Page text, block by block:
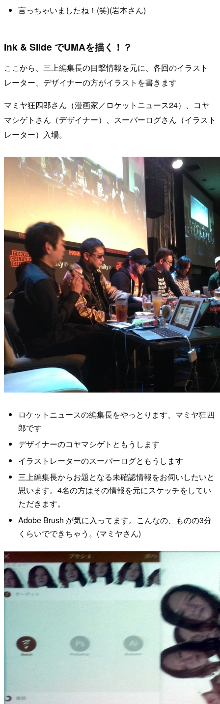
言っちゃいましたね！(笑)(岩本さん)
Ink & Slide でUMAを描く！？
ここから、三上編集長の目撃情報を元に、各回のイラスト
レーター、デザイナーの方がイラストを書きます
マミヤ狂四郎さん（漫画家／ロケットニュース24）、コヤ
マシゲトさん（デザイナー）、スーパーログさん（イラスト
レーター）入場。
ロケットニュースの編集長をやっとります、マミヤ狂四
郎です
デザイナーのコヤマシゲトともうします
イラストレーターのスーパーログともうします
三上編集長からお題となる未確認情報をお伺いしたいと
思います。4名の方はその情報を元にスケッチをしてい
ただきます。
Adobe Brush が気に入ってます。こんなの、ものの3分
くらいでできちゃう。(マミヤさん)